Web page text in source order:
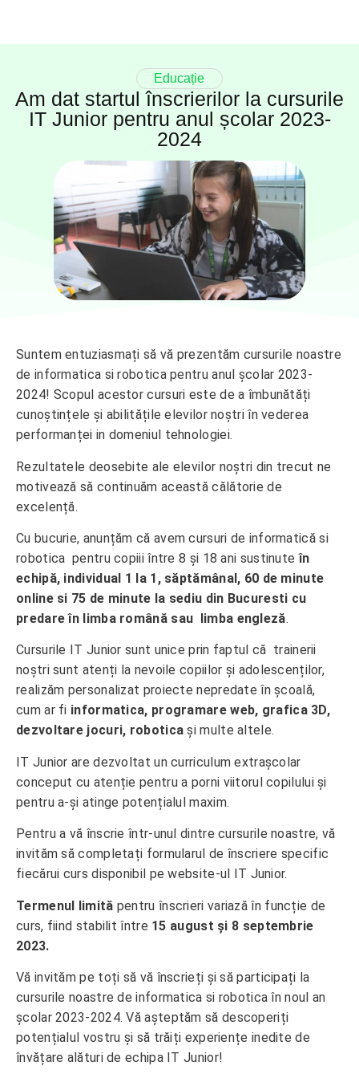
Educație
Am dat startul înscrierilor la cursurile
IT Junior pentru anul școlar 2023-
2024
Suntem entuziasmați să vă prezentăm cursurile noastre
de informatica si robotica pentru anul școlar 2023-
2024! Scopul acestor cursuri este de a îmbunătăți
cunoștințele și abilitățile elevilor noștri în vederea
performanței in domeniul tehnologiei.
Rezultatele deosebite ale elevilor noștri din trecut ne
motivează să continuăm această călătorie de
excelență.
Cu bucurie, anunțăm că avem cursuri de informatică si
robotica pentru copiii între 8 și 18 ani sustinute în
echipă, individual 1 la 1, săptămânal, 60 de minute
online si 75 de minute la sediu din Bucuresti cu
predare în limba română sau limba engleză.
Cursurile IT Junior sunt unice prin faptul că trainerii
noștri sunt atenți la nevoile copiilor și adolescenților,
realizăm personalizat proiecte nepredate în școală,
cum ar fi informatica, programare web, grafica 3D,
dezvoltare jocuri, robotica și multe altele.
IT Junior are dezvoltat un curriculum extrașcolar
conceput cu atenție pentru a porni viitorul copilului și
pentru a-și atinge potențialul maxim.
Pentru a vă înscrie într-unul dintre cursurile noastre, vă
invităm să completați formularul de înscriere specific
fiecărui curs disponibil pe website-ul IT Junior.
Termenul limită pentru înscrieri variază în funcție de
curs, fiind stabilit între 15 august și 8 septembrie
2023.
Vă invităm pe toți să vă înscrieți și să participați la
cursurile noastre de informatica si robotica în noul an
școlar 2023-2024. Vă așteptăm să descoperiți
potențialul vostru și să trăiți experiențe inedite de
învățare alături de echipa IT Junior!